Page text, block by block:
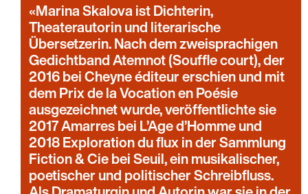
Marina Skalova ist Dichterin,
Theaterautorin und literarische
Übersetzerin. Nach dem zweisprachigen
Gedichtband Atemnot (Souffle court), der
2016 bei Cheyne éditeur erschien und mit
dem Prix de la Vocation en Poésie
ausgezeichnet wurde, veröffentlichte sie
2017 Amarres bei L’Age d’Homme und
2018 Exploration du flux in der Sammlung
Fiction & Cie bei Seuil, ein musikalischer,
poetischer und politischer Schreibfluss.